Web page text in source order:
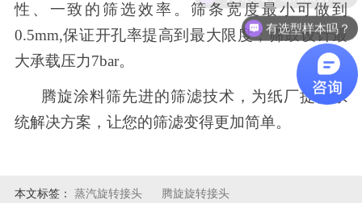
性、一致的筛选效率。筛条宽度最小可做到
0.5mm,保证开孔率提高到最大限度；筛鼓设计最
大承载压力7bar。
腾旋涂料筛先进的筛滤技术，为纸厂提供系
统解决方案，让您的筛滤变得更加简单。
本文标签： 蒸汽旋转接头 腾旋旋转接头
有选型样本吗？